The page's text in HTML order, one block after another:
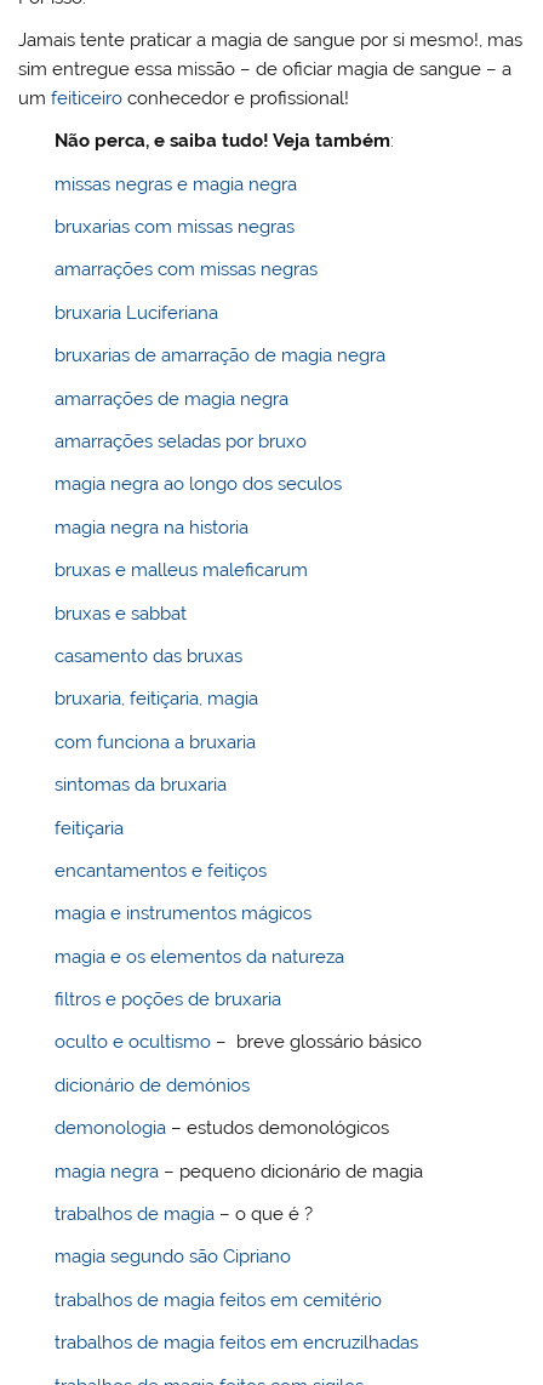
Jamais tente praticar a magia de sangue por si mesmo!, mas
sim entregue essa missão – de oficiar magia de sangue – a
umfeiticeiro conhecedor e profissional!
Não perca, e saiba tudo! Veja também:
missas negras e magia negra
bruxarias com missas negras
amarrações com missas negras
bruxaria Luciferiana
bruxarias de amarração de magia negra
amarrações de magia negra
amarrações seladas por bruxo
magia negra ao longo dos seculos
magia negra na historia
bruxas e malleus maleficarum
bruxas e sabbat
casamento das bruxas
bruxaria, feitiçaria, magia
com funciona a bruxaria
sintomas da bruxaria
feitiçaria
encantamentos e feitiços
magia e instrumentos mágicos
magia e os elementos da natureza
filtros e poções de bruxaria
oculto e ocultismo – breve glossário básico
dicionário de demónios
demonologia – estudos demonológicos
magia negra – pequeno dicionário de magia
trabalhos de magia – o que é ?
magia segundo são Cipriano
trabalhos de magia feitos em cemitério
trabalhos de magia feitos em encruzilhadas